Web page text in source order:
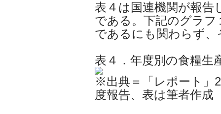
表４は国連機関が報告
である。下記のグラ
であるにも関わらず
表４．年度別の食糧生
※出典＝「レポート」
度報告、表は筆者作成